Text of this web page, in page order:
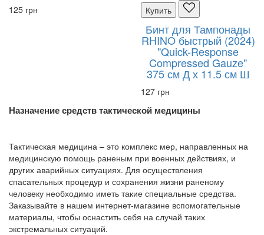
125 грн Купить
Бинт для Тампонады
RHINO быстрый (2024)
"Quick-Response
Compressed Gauze"
375 см Д х 11.5 см Ш
127 грн
Назначение средств тактической медицины
Тактическая медицина – это комплекс мер, направленных на
медицинскую помощь раненым при военных действиях, и
других аварийных ситуациях. Для осуществления
спасательных процедур и сохранения жизни раненому
человеку необходимо иметь такие специальные средства.
Заказывайте в нашем интернет-магазине вспомогательные
материалы, чтобы оснастить себя на случай таких
экстремальных ситуаций.